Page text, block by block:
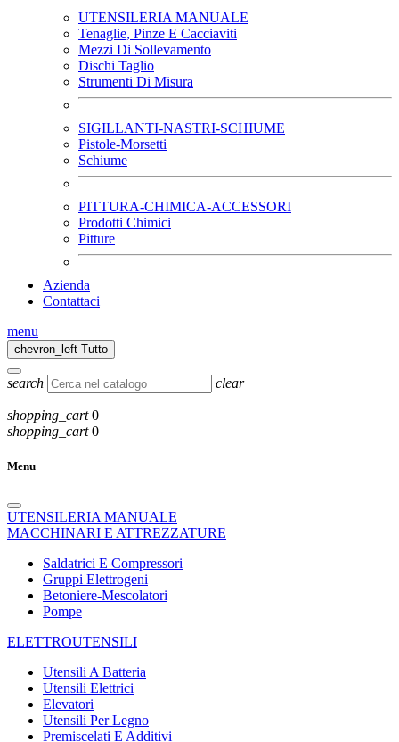
UTENSILERIA MANUALE
Tenaglie, Pinze E Cacciaviti
Mezzi Di Sollevamento
Dischi Taglio
Strumenti Di Misura
SIGILLANTI-NASTRI-SCHIUME
Pistole-Morsetti
Schiume
PITTURA-CHIMICA-ACCESSORI
Prodotti Chimici
Pitture
Azienda
Contattaci
menu
chevron_left Tutto
search clear
shopping_cart 0
shopping_cart 0
Menu
UTENSILERIA MANUALE
MACCHINARI E ATTREZZATURE
Saldatrici E Compressori
Gruppi Elettrogeni
Betoniere-Mescolatori
Pompe
ELETTROUTENSILI
Utensili A Batteria
Utensili Elettrici
Elevatori
Utensili Per Legno
Premiscelati E Additivi